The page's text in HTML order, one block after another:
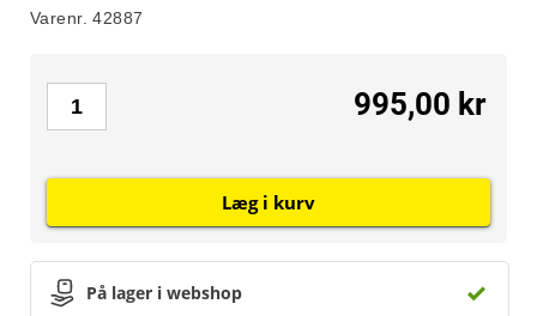
Varenr. 42887
På lager i webshop
995,00 kr
Læg i kurv